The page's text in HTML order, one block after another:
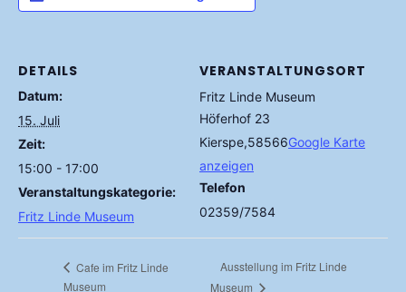
DETAILS
Datum:
15. Juli
Zeit:
15:00 - 17:00
Veranstaltungskategorie:
Fritz Linde Museum
VERANSTALTUNGSORT
Fritz Linde Museum
Höferhof 23
Kierspe,58566Google Karte
anzeigen
Telefon
02359/7584
Cafe im Fritz Linde
Museum
Ausstellung im Fritz Linde
Museum